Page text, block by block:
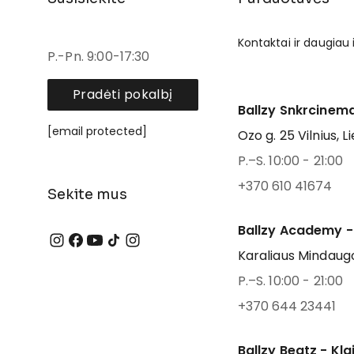
P.-Pn. 9:00-17:30
Pradėti pokalbį
[email protected]
Sekite mus
Kontaktai ir
Ballzy
Ozo g. 25 Vilnius,
P.–S. 10:00 - 21:00
+370 610 41674
Ballzy Academy
Karaliaus
P.–S. 10:00 - 21:00
+370 644 23441